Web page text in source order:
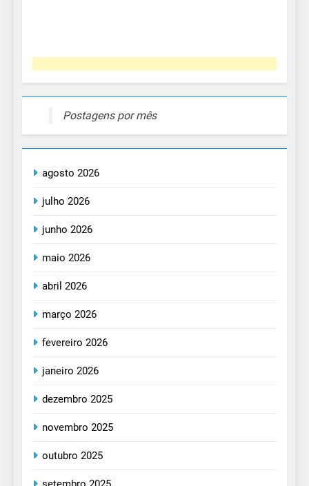
Postagens por mês
agosto 2026
julho 2026
junho 2026
maio 2026
abril 2026
março 2026
fevereiro 2026
janeiro 2026
dezembro 2025
novembro 2025
outubro 2025